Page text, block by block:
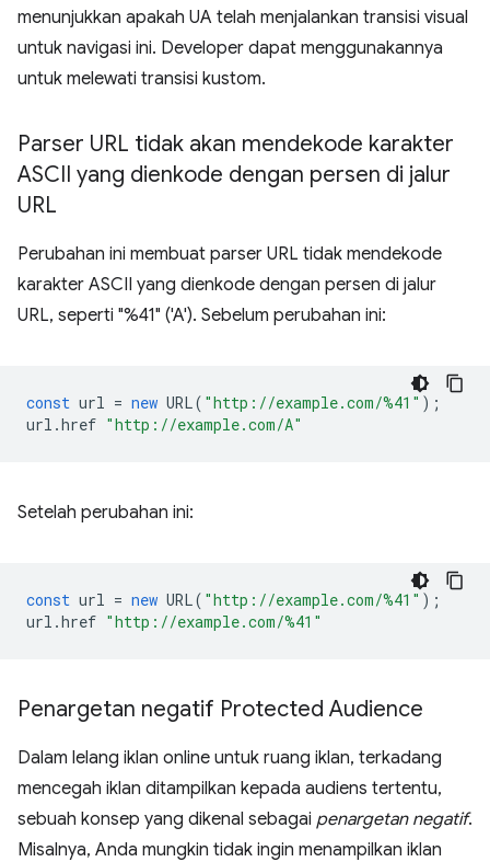
menunjukkan apakah UA telah menjalankan transisi visual
untuk navigasi ini. Developer dapat menggunakannya
untuk melewati transisi kustom.
Parser URL tidak akan mendekode karakter
ASCII yang dienkode dengan persen di jalur
URL
Perubahan ini membuat parser URL tidak mendekode
karakter ASCII yang dienkode dengan persen di jalur
URL, seperti "%41" ('A'). Sebelum perubahan ini:
const url = new URL( "http://example.com/%41" );
url .href "http://example.com/A"
Setelah perubahan ini:
const url = new URL( "http://example.com/%41" );
url .href "http://example.com/%41"
Penargetan negatif Protected Audience
Dalam lelang iklan online untuk ruang iklan, terkadang
mencegah iklan ditampilkan kepada audiens tertentu,
sebuah konsep yang dikenal sebagai penargetan negatif.
Misalnya, Anda mungkin tidak ingin menampilkan iklan